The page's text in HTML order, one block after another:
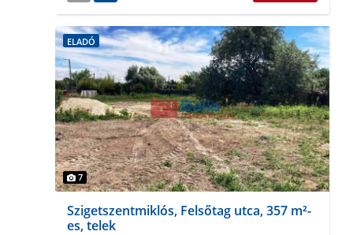
ELADÓ
7
Szigetszentmiklós, Felsőtag utca, 357 m²-
es, telek